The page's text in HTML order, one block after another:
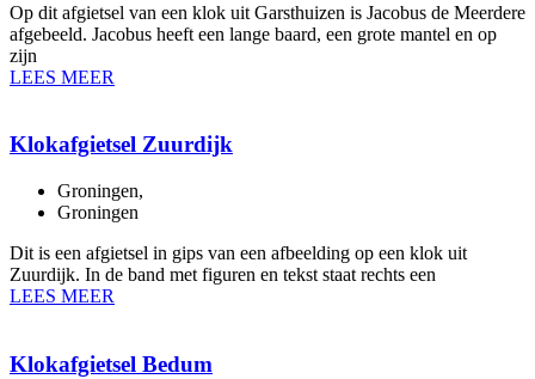
Op dit afgietsel van een klok uit Garsthuizen is Jacobus de Meerdere
afgebeeld. Jacobus heeft een lange baard, een grote mantel en op
zijn
LEES MEER
Klokafgietsel Zuurdijk
Groningen,
Groningen
Dit is een afgietsel in gips van een afbeelding op een klok uit
Zuurdijk. In de band met figuren en tekst staat rechts een
LEES MEER
Klokafgietsel Bedum